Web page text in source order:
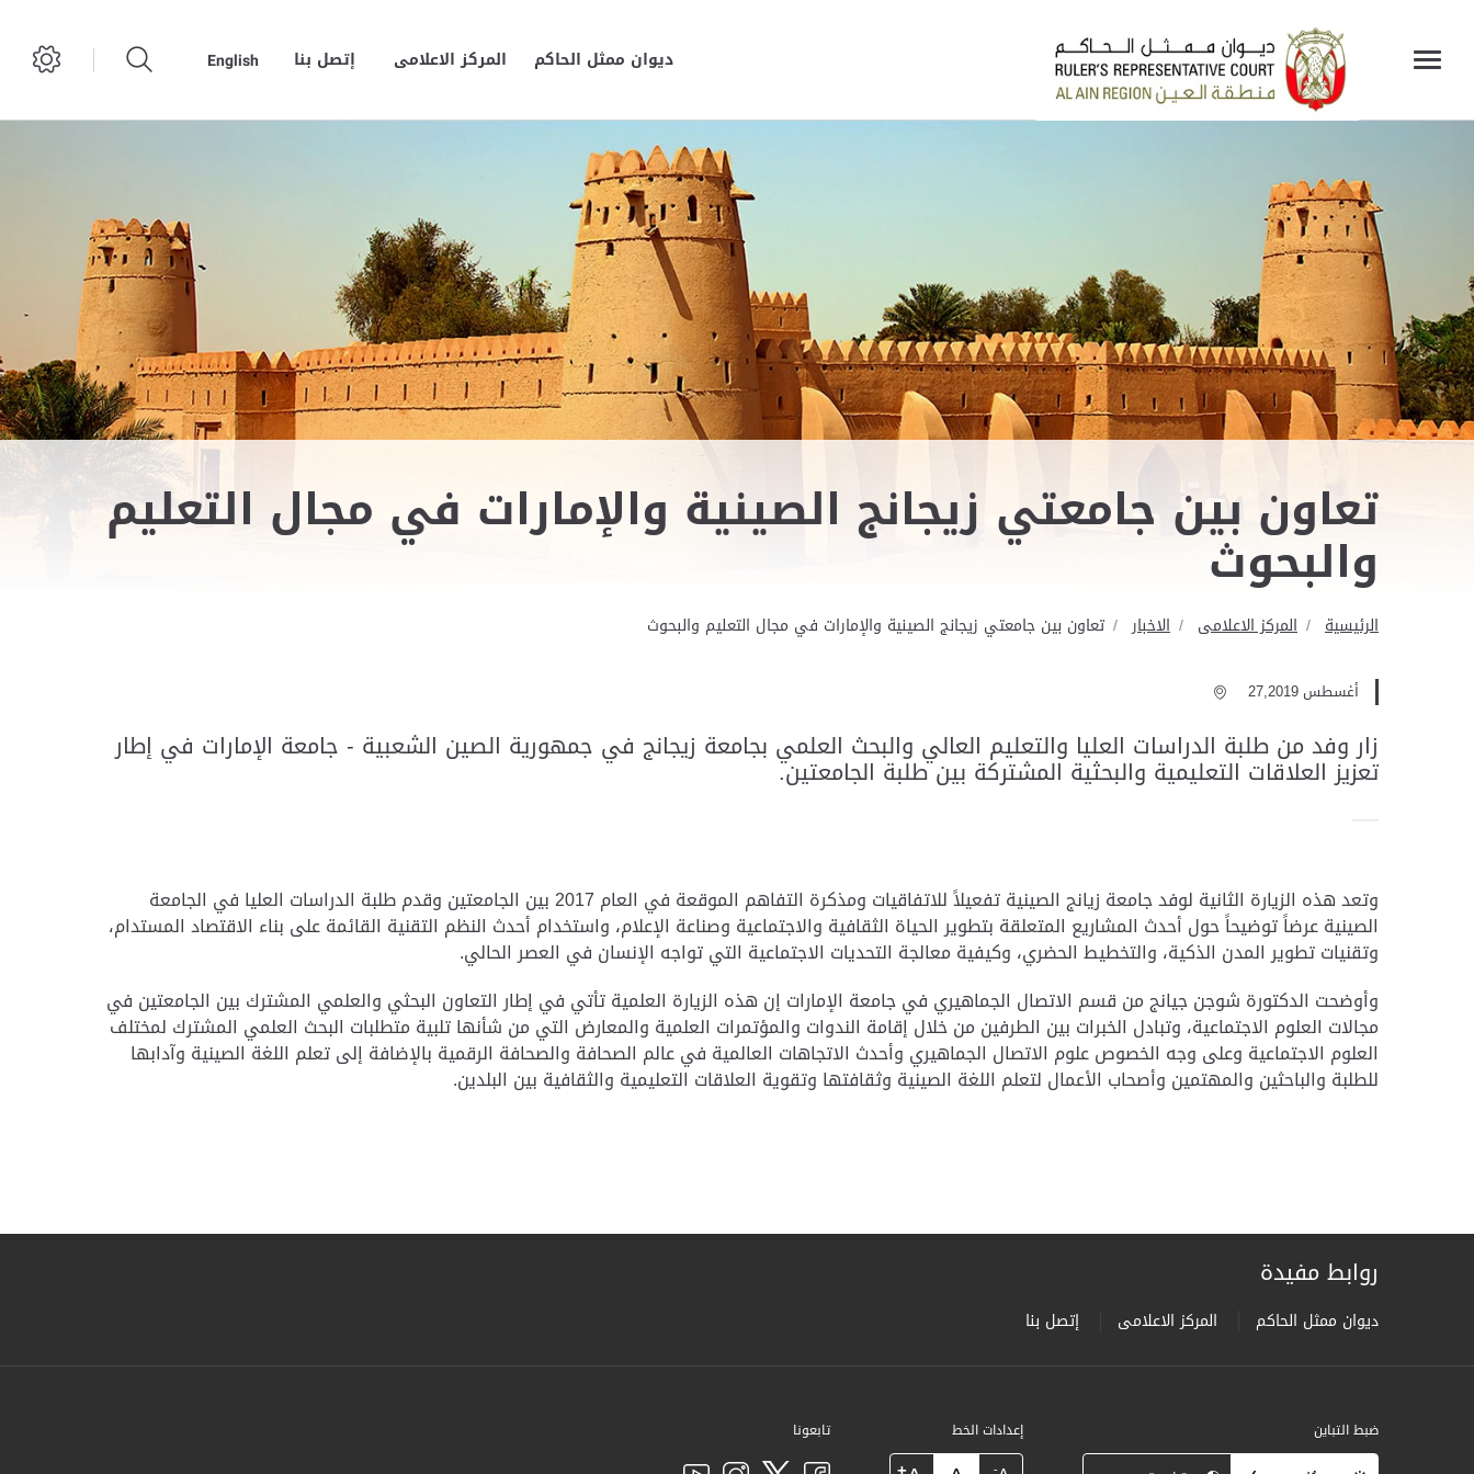
ديوان ممثل الحاكم المركز الاعلامى إتصل بنا English
تعاون بين جامعتي زيجانج الصينية والإمارات في مجال التعليم
والبحوث
الرئيسية المركز الاعلامى الاخبار تعاون بين جامعتي زيجانج الصينية والإمارات في مجال التعليم والبحوث
أغسطس 27,2019
زار وفد من طلبة الدراسات العليا والتعليم العالي والبحث العلمي بجامعة زيجانج في جمهورية الصين الشعبية - جامعة الإمارات في إطار
تعزيز العلاقات التعليمية والبحثية المشتركة بين طلبة الجامعتين.
وتعد هذه الزيارة الثانية لوفد جامعة زيانج الصينية تفعيلاً للاتفاقيات ومذكرة التفاهم الموقعة في العام 2017 بين الجامعتين وقدم طلبة الدراسات العليا في الجامعة
الصينية عرضاً توضيحاً حول أحدث المشاريع المتعلقة بتطوير الحياة الثقافية والاجتماعية وصناعة الإعلام، واستخدام أحدث النظم التقنية القائمة على بناء الاقتصاد المستدام،
وتقنيات تطوير المدن الذكية، والتخطيط الحضري، وكيفية معالجة التحديات الاجتماعية التي تواجه الإنسان في العصر الحالي.
وأوضحت الدكتورة شوجن جيانج من قسم الاتصال الجماهيري في جامعة الإمارات إن هذه الزيارة العلمية تأتي في إطار التعاون البحثي والعلمي المشترك بين الجامعتين في
مجالات العلوم الاجتماعية، وتبادل الخبرات بين الطرفين من خلال إقامة الندوات والمؤتمرات العلمية والمعارض التي من شأنها تلبية متطلبات البحث العلمي المشترك لمختلف
العلوم الاجتماعية وعلى وجه الخصوص علوم الاتصال الجماهيري وأحدث الاتجاهات العالمية في عالم الصحافة والصحافة الرقمية بالإضافة إلى تعلم اللغة الصينية وآدابها
للطلبة والباحثين والمهتمين وأصحاب الأعمال لتعلم اللغة الصينية وثقافتها وتقوية العلاقات التعليمية والثقافية بين البلدين.
روابط مفيدة
ديوان ممثل الحاكم المركز الاعلامى إتصل بنا
ضبط التباين
إعدادات الخط تابعونا